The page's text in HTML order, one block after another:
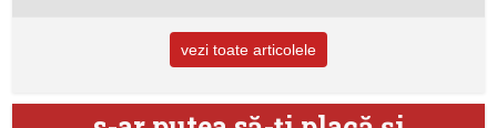
vezi toate articolele